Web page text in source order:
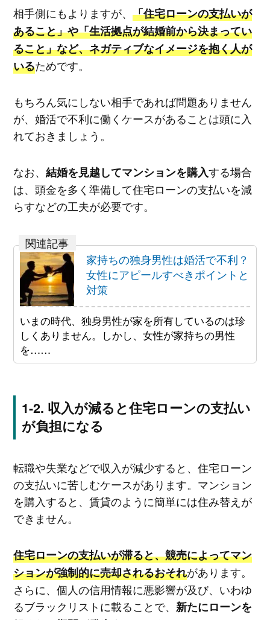
相手側にもよりますが、 「住宅ローンの支払いが
あること」や「生活拠点が結婚前から決まってい
ること」など、ネガティブなイメージを抱く人が
いるためです。
もちろん気にしない相手であれば問題ありません
が、婚活で不利に働くケースがあることは頭に入
れておきましょう。
なお、 結婚を見越してマンションを購入する場合
は、頭金を多く準備して住宅ローンの支払いを減
らすなどの工夫が必要です。
家持ちの独身男性は婚活で不利？
女性にアピールすべきポイントと
対策
いまの時代、独身男性が家を所有しているのは珍
しくありません。しかし、女性が家持ちの男性
を……
収入が減ると住宅ローンの支払い
が負担になる
転職や失業などで収入が減少すると、住宅ローン
の支払いに苦しむケースがあります。マンション
を購入すると、賃貸のように簡単には住み替えが
できません。
住宅ローンの支払いが滞ると、競売によってマン
ションが強制的に売却されるおそれがあります。
さらに、個人の信用情報に悪影響が及び、いわゆ
るブラックリストに載ることで、 新たにローンを